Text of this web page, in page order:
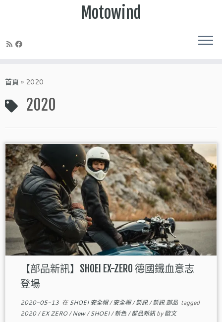
to
Motowind
首頁 » 2020
2020
【部品新訊】SHOEI EX-ZERO 德國鐵血意志
登場
2020-05-13在SHOEI 安全帽/安全帽/新訊/新訊 部品 tagged
2020/EX ZERO/New/SHOEI/新色/部品新訊by歐文